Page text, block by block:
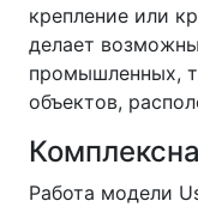
крепление или
делает
промышленных,
объектов,
Работа модели